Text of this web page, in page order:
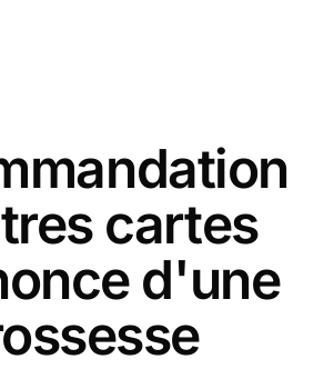
cartes
d'une